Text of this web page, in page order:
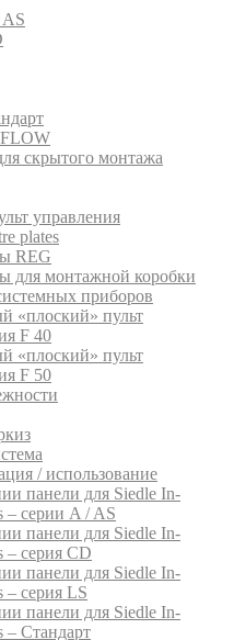
скрытого монтажа
управления
plates
REG
для монтажной коробки
приборов
«плоский» пульт
F 40
«плоский» пульт
F 50
/ использование
панели для Siedle In-
– серии A / AS
панели для Siedle In-
– серия CD
панели для Siedle In-
– серия LS
панели для Siedle In-
– Стандарт